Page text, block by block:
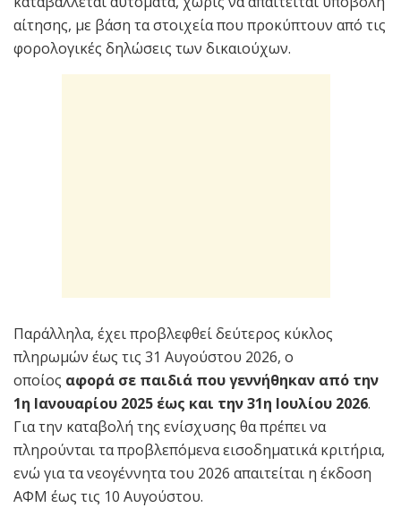
αίτησης, με βάση τα στοιχεία που προκύπτουν από τις
φορολογικές δηλώσεις των δικαιούχων.
Παράλληλα, έχει προβλεφθεί δεύτερος κύκλος
πληρωμών έως τις 31 Αυγούστου 2026, ο
οποίος αφορά σε παιδιά που γεννήθηκαν από την
1η Ιανουαρίου 2025 έως και την 31η Ιουλίου 2026.
Για την καταβολή της ενίσχυσης θα πρέπει να
πληρούνται τα προβλεπόμενα εισοδηματικά κριτήρια,
ενώ για τα νεογέννητα του 2026 απαιτείται η έκδοση
ΑΦΜ έως τις 10 Αυγούστου.